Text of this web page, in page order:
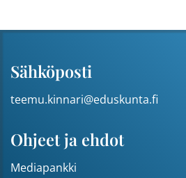
Sähköposti
teemu.kinnari@eduskunta.fi
Ohjeet ja ehdot
Mediapankki